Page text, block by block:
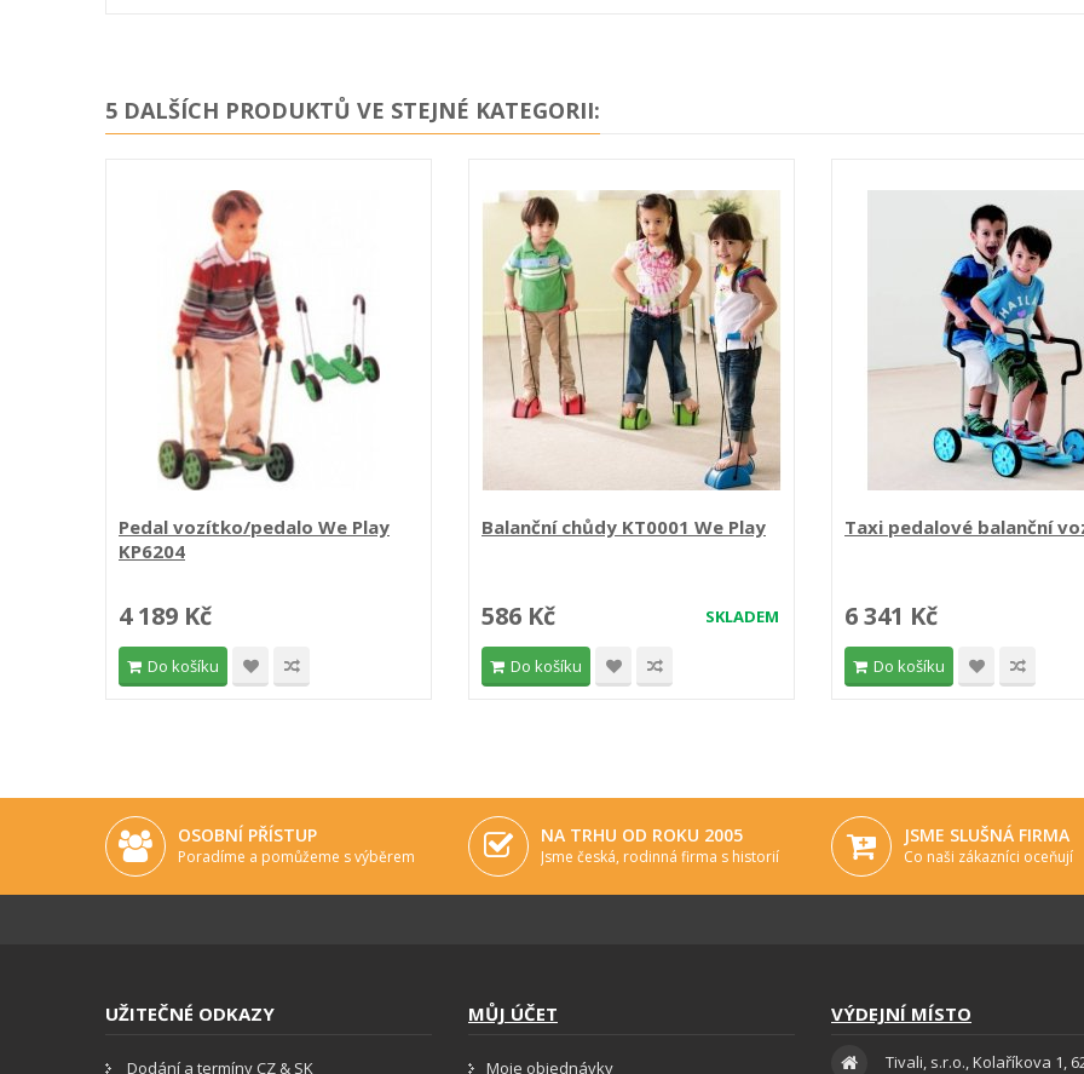
5 DALŠÍCH PRODUKTŮ VE STEJNÉ KATEGORII:
Pedal vozítko/pedalo We Play
KP6204
4 189 Kč
Do košíku
Balanční chůdy KT0001 We Play
SKLADEM
586 Kč
Do košíku
Taxi pedalové balanční
6 341 Kč
Do košíku
OSOBNÍ PŘÍSTUP
Poradíme a pomůžeme s výběrem
NA TRHU OD ROKU 2005
Jsme česká, rodinná firma s historií
JSME SLUŠNÁ FIRMA
Co naši zákazníci oceňují
UŽITEČNÉ ODKAZY
Dodání a termíny CZ & SK
MŮJ ÚČET
Moje objednávky
VÝDEJNÍ MÍSTO
Tivali, s.r.o., Kolaříkova 1,